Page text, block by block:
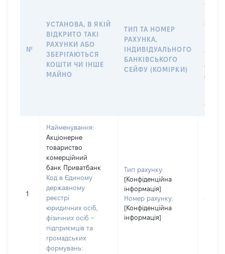
№
УСТАНОВА, В ЯКІЙ
ВІДКРИТО ТАКІ
РАХУНКИ АБО
ЗБЕРІГАЮТЬСЯ
КОШТИ ЧИ ІНШЕ
МАЙНО
ТИП ТА НОМЕР
РАХУНКА,
ІНДИВІДУАЛЬНОГО
БАНКІВСЬКОГО
СЕЙФУ (КОМІРКИ)
АБО
ДО
1
Найменування:
Акціонерне
товариство
комерційний
банк Приватбанк
Код в Єдиному
державному
реєстрі
юридичних осіб,
фізичних осіб –
підприємців та
громадських
формувань:
Тип рахунку:
[Конфіденційна
інформація]
Номер рахунку:
[Конфіденційна
інформація]